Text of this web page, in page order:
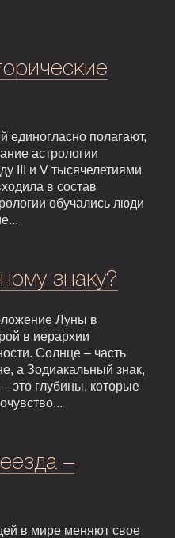
единогласно полагают,
астрологии
III и V тысячелетиями
в состав
обучались люди
знаку?
Луны в
в иерархии
Солнце – часть
а Зодиакальный знак,
это глубины, которые
–
в мире меняют свое